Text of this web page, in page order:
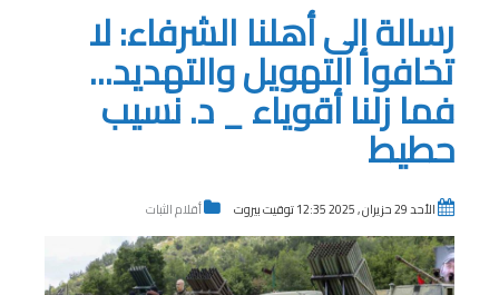
رسالة إلى أهلنا الشرفاء: لا
تخافوا التهويل والتهديد...
فما زلنا أقوياء _ د. نسيب
حطيط
الأحد 29 حزيران , 2025 12:35 توقيت بيروت أقلام الثبات